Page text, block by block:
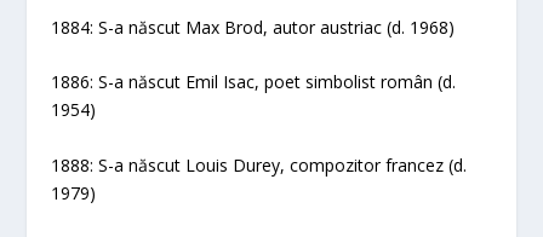
1884: S-a născut Max Brod, autor austriac (d. 1968)
1886: S-a născut Emil Isac, poet simbolist român (d.
1954)
1888: S-a născut Louis Durey, compozitor francez (d.
1979)